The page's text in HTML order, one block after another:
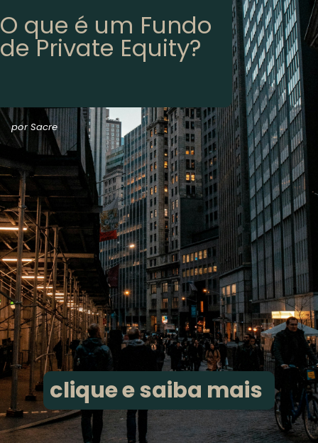
por Sacre
O que é um Fundo
de Private Equity?
clique e saiba mais